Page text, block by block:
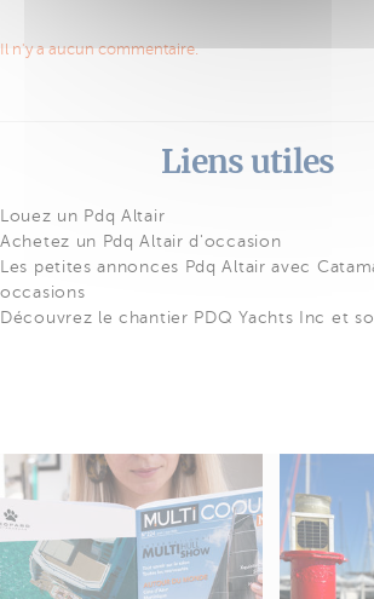
Il n'y a aucun commentaire.
Liens utiles
Louez un Pdq Altair
Achetez un Pdq Altair d'occasion
Les petites annonces Pdq Altair avec
occasions
Découvrez le chantier PDQ Yachts Inc et